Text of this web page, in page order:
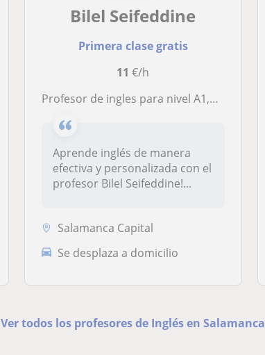
Bilel Seifeddine
Primera clase gratis
11 €/h
Profesor de ingles para nivel A1,A2 y B1
Aprende inglés de manera
efectiva y personalizada con el
profesor Bilel Seifeddine!...
Salamanca Capital
Se desplaza a domicilio
Ver todos los profesores de Inglés en Salamanca